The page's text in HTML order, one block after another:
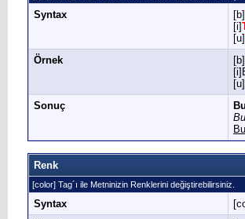
Syntax [b]
[i]
[u]
Örnek
Sonuç
Renk
[color] Tag´ı ile Metninizin Renklerini değiştirebilirsiniz.
Syntax